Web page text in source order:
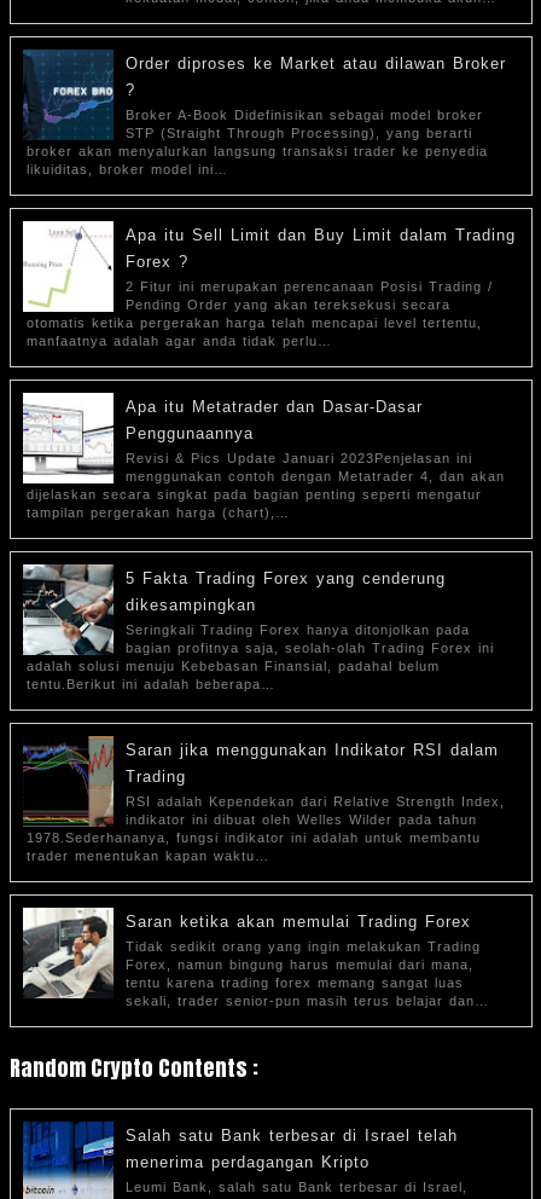
Order diproses ke Market atau dilawan Broker
?
Broker A-Book Didefinisikan sebagai model broker
STP (Straight Through Processing), yang berarti
broker akan menyalurkan langsung transaksi trader ke penyedia
likuiditas, broker model ini…
Apa itu Sell Limit dan Buy Limit dalam Trading
Forex ?
2 Fitur ini merupakan perencanaan Posisi Trading /
Pending Order yang akan tereksekusi secara
otomatis ketika pergerakan harga telah mencapai level tertentu,
manfaatnya adalah agar anda tidak perlu…
Apa itu Metatrader dan Dasar-Dasar
Penggunaannya
Revisi & Pics Update Januari 2023Penjelasan ini
menggunakan contoh dengan Metatrader 4, dan akan
dijelaskan secara singkat pada bagian penting seperti mengatur
tampilan pergerakan harga (chart),…
5 Fakta Trading Forex yang cenderung
dikesampingkan
Seringkali Trading Forex hanya ditonjolkan pada
bagian profitnya saja, seolah-olah Trading Forex ini
adalah solusi menuju Kebebasan Finansial, padahal belum
tentu.Berikut ini adalah beberapa…
Saran jika menggunakan Indikator RSI dalam
Trading
RSI adalah Kependekan dari Relative Strength Index,
indikator ini dibuat oleh Welles Wilder pada tahun
1978.Sederhananya, fungsi indikator ini adalah untuk membantu
trader menentukan kapan waktu…
Saran ketika akan memulai Trading Forex
Tidak sedikit orang yang ingin melakukan Trading
Forex, namun bingung harus memulai dari mana,
tentu karena trading forex memang sangat luas
sekali, trader senior-pun masih terus belajar dan…
Random Crypto Contents :
Salah satu Bank terbesar di Israel telah
menerima perdagangan Kripto
Leumi Bank, salah satu Bank terbesar di Israel,